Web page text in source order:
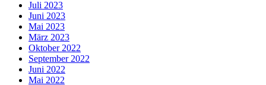
Juli 2023
Juni 2023
Mai 2023
März 2023
Oktober 2022
September 2022
Juni 2022
Mai 2022